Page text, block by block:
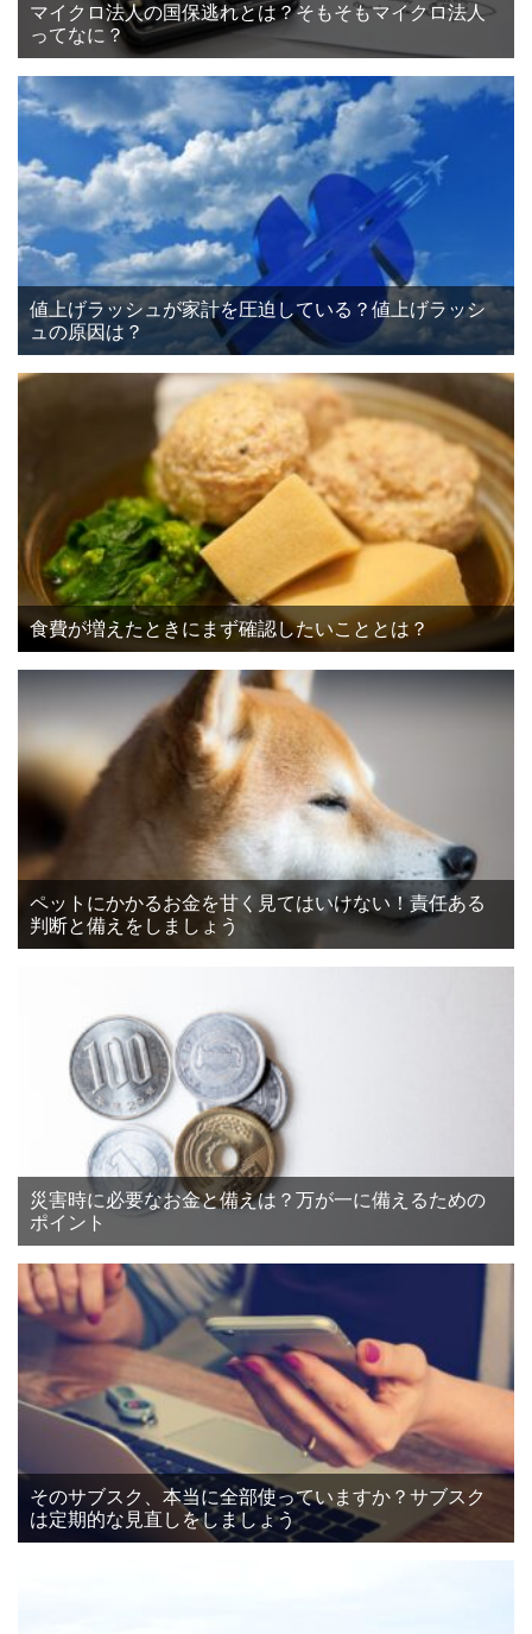
マイクロ法人の国保逃れとは？そもそもマイクロ法人
ってなに？
値上げラッシュが家計を圧迫している？値上げラッシ
ュの原因は？
食費が増えたときにまず確認したいこととは？
ペットにかかるお金を甘く見てはいけない！責任ある
判断と備えをしましょう
災害時に必要なお金と備えは？万が一に備えるための
ポイント
そのサブスク、本当に全部使っていますか？サブスク
は定期的な見直しをしましょう